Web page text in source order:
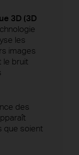
3D (3D
les
images
le bruit
des
que soient